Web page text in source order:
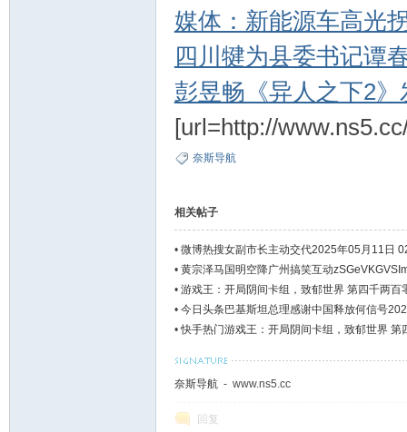
媒体：新能源车高光
四川犍为县委书记谭
彭昱畅《异人之下2》
[url=http://
奈斯导航
相关帖子
• 微博热搜女副市长主动交代2025年05月11日
• 黄宗泽马国明空降广州搞笑互动
• 游戏王：开局阴间卡组，致郁世界 第四千两百
究极龙！【求
• 今日头条巴基斯坦总理感谢中国释放何信号
•快手热门游戏王：开局阴间卡组，致郁世界 第
奈斯导航- www.ns5.cc
回复